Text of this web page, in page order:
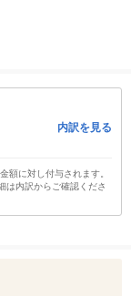
内訳を見る
額に対し付与されます。
は内訳からご確認くださ